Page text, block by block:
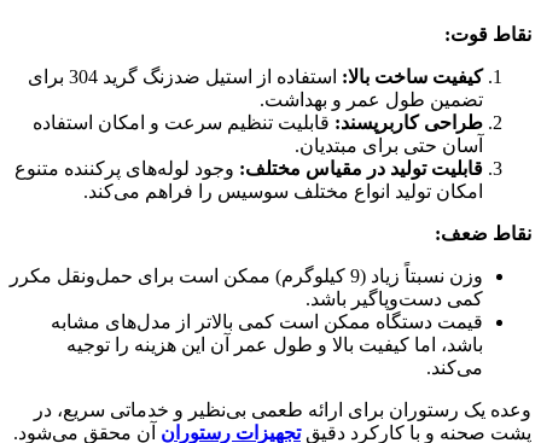
نقاط قوت:
کیفیت ساخت بالا:
استفاده از استیل ضدزنگ گرید 304 برای
تضمین طول عمر و بهداشت.
طراحی کاربرپسند: قابلیت تنظیم سرعت و امکان استفاده
آسان حتی برای مبتدیان.
قابلیت تولید در مقیاس مختلف: وجود لوله‌های پرکننده متنوع
امکان تولید انواع مختلف سوسیس را فراهم می‌کند.
نقاط ضعف:
وزن نسبتاً زیاد (9 کیلوگرم) ممکن است برای حمل‌ونقل مکرر
کمی دست‌وپاگیر باشد.
قیمت دستگاه ممکن است کمی بالاتر از مدل‌های مشابه
باشد، اما کیفیت بالا و طول عمر آن این هزینه را توجیه
می‌کند.
وعده یک رستوران برای ارائه طعمی بی‌نظیر و خدماتی سریع، در
پشت صحنه و با کارکرد دقیق تجهیزات رستوران آن محقق می‌شود.